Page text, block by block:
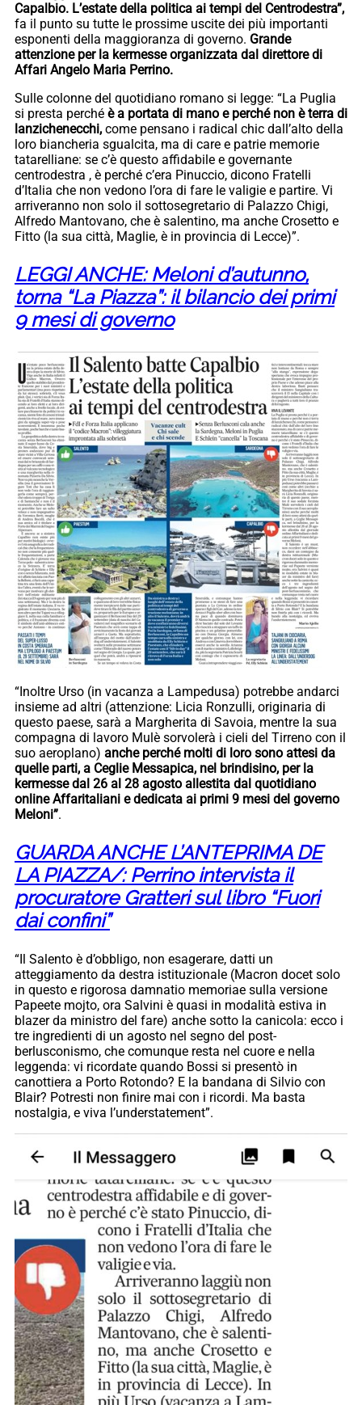
Capalbio. L’estate della politica ai tempi del Centrodestra”,
fa il punto su tutte le prossime uscite dei più importanti
esponenti della maggioranza di governo. Grande
attenzione per la kermesse organizzata dal direttore di
Affari Angelo Maria Perrino.
Sulle colonne del quotidiano romano si legge: “La Puglia
si presta perché è a portata di mano e perché non è terra di
lanzichenecchi, come pensano i radical chic dall’alto della
loro biancheria sgualcita, ma di care e patrie memorie
tatarelliane: se c’è questo affidabile e governante
centrodestra , è perché c’era Pinuccio, dicono Fratelli
d’Italia che non vedono l’ora di fare le valigie e partire. Vi
arriveranno non solo il sottosegretario di Palazzo Chigi,
Alfredo Mantovano, che è salentino, ma anche Crosetto e
Fitto (la sua città, Maglie, è in provincia di Lecce)”.
LEGGI ANCHE: Meloni d’autunno,
torna “La Piazza”: il bilancio dei primi
9 mesi di governo
“Inoltre Urso (in vacanza a Lampedusa) potrebbe andarci
insieme ad altri (attenzione: Licia Ronzulli, originaria di
questo paese, sarà a Margherita di Savoia, mentre la sua
compagna di lavoro Mulè sorvolerà i cieli del Tirreno con il
suo aeroplano) anche perché molti di loro sono attesi da
quelle parti, a Ceglie Messapica, nel brindisino, per la
kermesse dal 26 al 28 agosto allestita dal quotidiano
online Affaritaliani e dedicata ai primi 9 mesi del governo
Meloni”.
GUARDA ANCHE L’ANTEPRIMA DE
LA PIAZZA/: Perrino intervista il
procuratore Gratteri sul libro “Fuori
dai confini”
“Il Salento è d’obbligo, non esagerare, datti un
atteggiamento da destra istituzionale (Macron docet solo
in questo e rigorosa damnatio memoriae sulla versione
Papeete mojto, ora Salvini è quasi in modalità estiva in
blazer da ministro del fare) anche sotto la canicola: ecco i
tre ingredienti di un agosto nel segno del post-
berlusconismo, che comunque resta nel cuore e nella
leggenda: vi ricordate quando Bossi si presentò in
canottiera a Porto Rotondo? E la bandana di Silvio con
Blair? Potresti non finire mai con i ricordi. Ma basta
nostalgia, e viva l’understatement”.